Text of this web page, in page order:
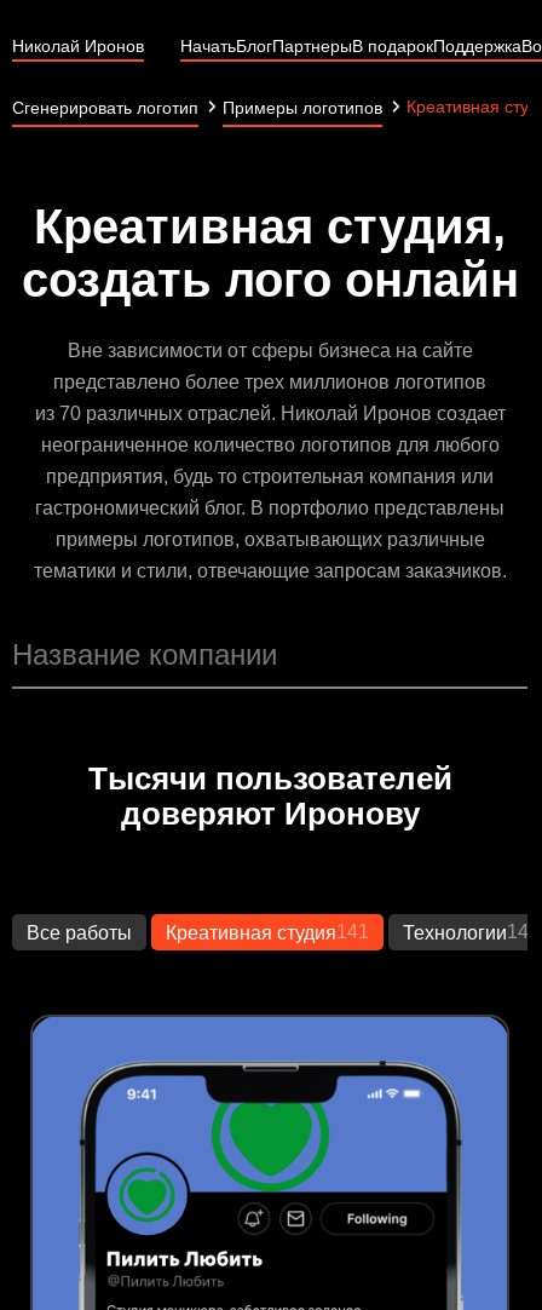
Николай Иронов НачатьБлогПартнерыВ подарокПоддержка
Сгенерировать логотип Примеры логотипов Креативная
Креативная студия,
создать лого онлайн
Вне зависимости от сферы бизнеса на сайте
представлено более трех миллионов логотипов
из 70 различных отраслей. Николай Иронов создает
неограниченное количество логотипов для любого
предприятия, будь то строительная компания или
гастрономический блог. В портфолио представлены
примеры логотипов, охватывающих различные
тематики и стили, отвечающие запросам заказчиков.
Тысячи пользователей
доверяют Иронову
Все работы Креативная студия141 Технологии